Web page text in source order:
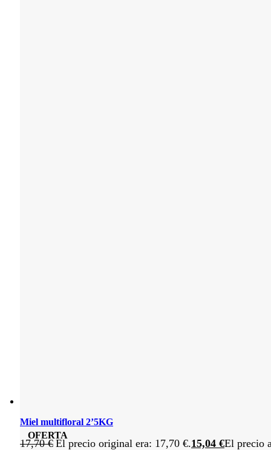
OFERTA
Miel multifloral 2’5KG
17,70€ El precio original era: 17,70 €.15,04 €El precio